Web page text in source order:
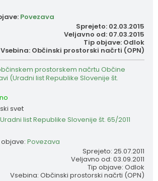
Povezava
Sprejeto: 02.03.2015
Veljavno od: 07.03.2015
Tip objave: Odlok
Vsebina: Občinski prostorski načrti (OPN)
prostorskem načrtu Občine
(Uradni list Republike Slovenije št.
svet
Uradni list Republike Slovenije št. 65/2011
Povezava
Sprejeto: 25.07.2011
Veljavno od: 03.09.2011
Tip objave: Odlok
Vsebina: Občinski prostorski načrti (OPN)